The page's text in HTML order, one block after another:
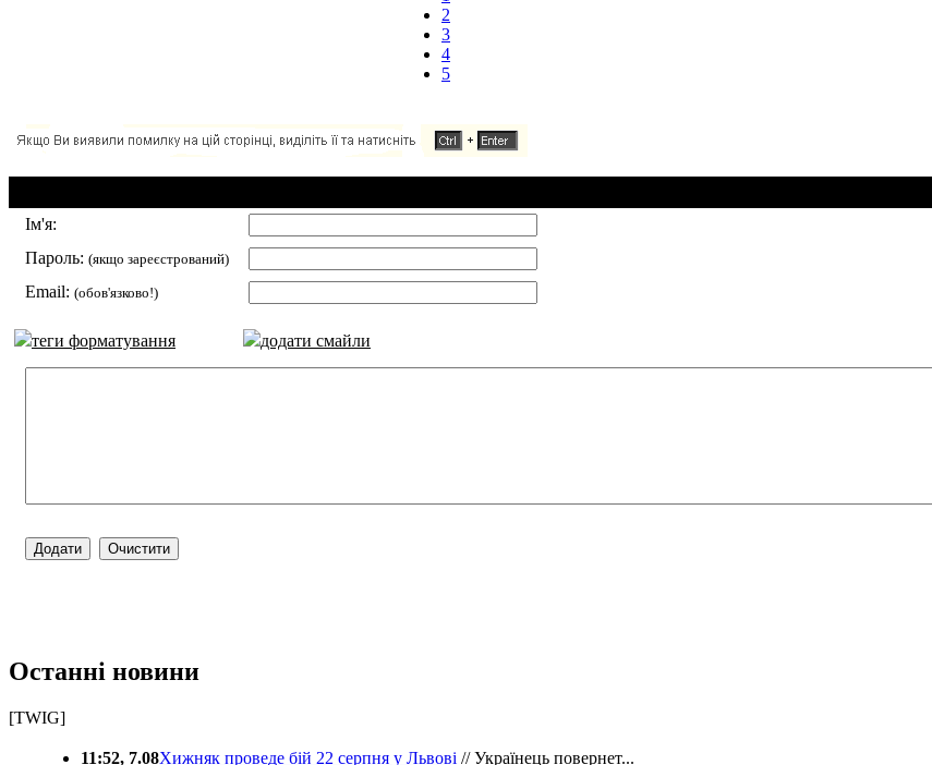
2
3
4
5
Ім'я:
Пароль: (якщо зареєстрований)
Email: (обов'язково!)
теги форматування додати смайли
Останні новини
[TWIG]
11:52, 7.08Хижняк проведе бій 22 серпня у Львові // Українець повернет...